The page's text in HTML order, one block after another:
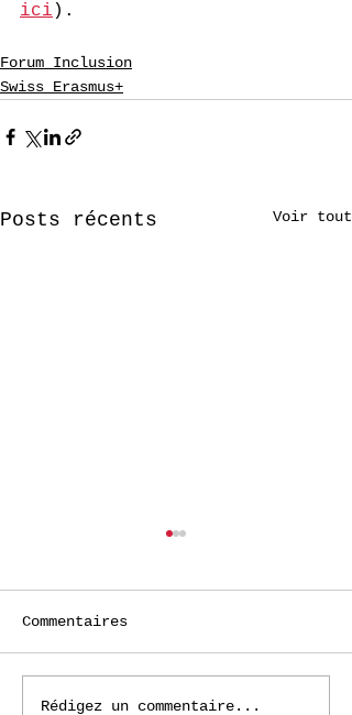
ici ).
Forum Inclusion
Swiss Erasmus+
Posts récents Voir tout
🩵🇪🇺 En route vers
Commentaires
Rédigez un commentaire...